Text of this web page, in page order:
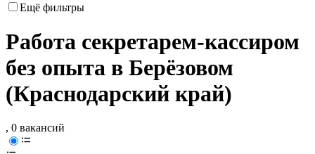
Ещё фильтры
Работа секретарем-кассиром
без опыта в Берёзовом
(Краснодарский край)
, 0 вакансий